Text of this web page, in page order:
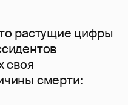
растущие цифры
своя
смерти: